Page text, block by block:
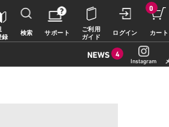
録
検索 サポート
ご利用
ガイド
ログイン
0
カート
NEWS 4
Instagram